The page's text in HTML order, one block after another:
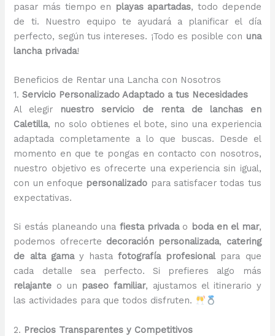
pasar más tiempo en playas apartadas, todo depende
de ti. Nuestro equipo te ayudará a planificar el día
perfecto, según tus intereses. ¡Todo es posible con una
lancha privada!
Beneficios de Rentar una Lancha con Nosotros
1.Servicio Personalizado Adaptado a tus Necesidades
Al elegir nuestro servicio de renta de lanchas en
Caletilla, no solo obtienes el bote, sino una experiencia
adaptada completamente a lo que buscas. Desde el
momento en que te pongas en contacto con nosotros,
nuestro objetivo es ofrecerte una experiencia sin igual,
con un enfoque personalizado para satisfacer todas tus
expectativas.
Si estás planeando una fiesta privadao boda en el mar,
podemos ofrecerte decoración personalizada, catering
de alta gamay hastafotografía profesionalpara que
cada detalle sea perfecto. Si prefieres algo más
relajante o un paseo familiar, ajustamos el itinerario y
las actividades para que todos disfruten.
2. Precios Transparentes y Competitivos